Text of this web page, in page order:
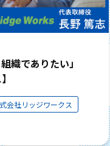
織でありたい」
会社リッジワークス